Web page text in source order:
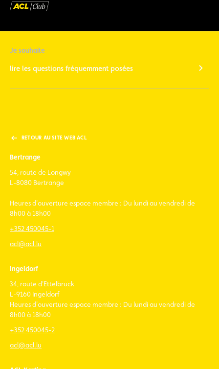
Je souhaite
lire les questions fréquemment posées
RETOUR AU SITE WEB ACL
Bertrange
54, route de Longwy
L-8080 Bertrange
Heures d'ouverture espace membre : Du lundi au vendredi de
8h00 à 18h00
+352 450045-1
acl@acl.lu
Ingeldorf
34, route d'Ettelbruck
L-9160 Ingeldorf
Heures d'ouverture espace membre : Du lundi au vendredi de
8h00 à 18h00
+352 450045-2
acl@acl.lu